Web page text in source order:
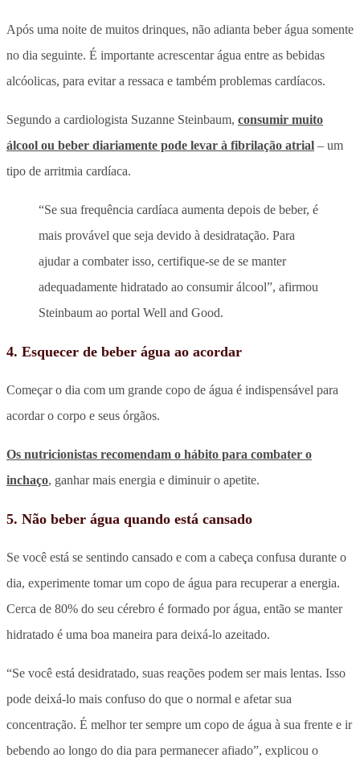
Após uma noite de muitos drinques, não adianta beber água somente
no dia seguinte. É importante acrescentar água entre as bebidas
alcóolicas, para evitar a ressaca e também problemas cardíacos.
Segundo a cardiologista Suzanne Steinbaum, consumir muito
álcool ou beber diariamente pode levar à fibrilação atrial – um
tipo de arritmia cardíaca.
“Se sua frequência cardíaca aumenta depois de beber, é
mais provável que seja devido à desidratação. Para
ajudar a combater isso, certifique-se de se manter
adequadamente hidratado ao consumir álcool”, afirmou
Steinbaum ao portal Well and Good.
4. Esquecer de beber água ao acordar
Começar o dia com um grande copo de água é indispensável para
acordar o corpo e seus órgãos.
Os nutricionistas recomendam o hábito para combater o
inchaço, ganhar mais energia e diminuir o apetite.
5. Não beber água quando está cansado
Se você está se sentindo cansado e com a cabeça confusa durante o
dia, experimente tomar um copo de água para recuperar a energia.
Cerca de 80% do seu cérebro é formado por água, então se manter
hidratado é uma boa maneira para deixá-lo azeitado.
“Se você está desidratado, suas reações podem ser mais lentas. Isso
pode deixá-lo mais confuso do que o normal e afetar sua
concentração. É melhor ter sempre um copo de água à sua frente e ir
bebendo ao longo do dia para permanecer afiado”, explicou o